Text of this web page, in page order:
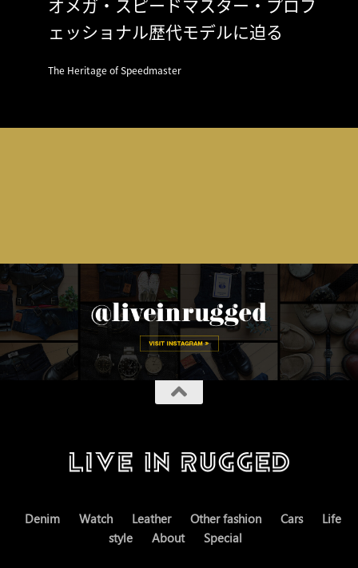
ェッショナル歴代モデルに迫る
The Heritage of Speedmaster
Denim Watch Leather Other fashion Cars
Life
style
About Special